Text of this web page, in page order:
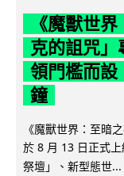
《魔獸世
克的詛咒」
領門檻而設
鐘
《魔獸世界：至暗
於 8 月 13 日正式
祭壇」、新型態世...